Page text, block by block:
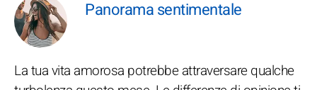
Panorama sentimentale
La tua vita amorosa potrebbe attraversare qualche